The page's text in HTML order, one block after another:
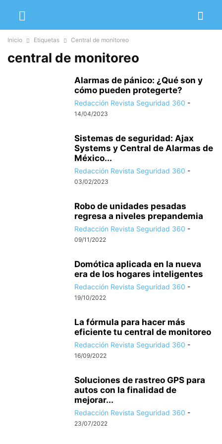
Inicio Etiquetas Central de monitoreo
central de monitoreo
Alarmas de pánico: ¿Qué son y
cómo pueden protegerte?
Redacción Revista Seguridad 360 -
14/04/2023
Sistemas de seguridad: Ajax
Systems y Central de Alarmas de
México...
Redacción Revista Seguridad 360 -
03/02/2023
Robo de unidades pesadas
regresa a niveles prepandemia
Redacción Revista Seguridad 360 -
09/11/2022
Domótica aplicada en la nueva
era de los hogares inteligentes
Redacción Revista Seguridad 360 -
19/10/2022
La fórmula para hacer más
eficiente tu central de monitoreo
Redacción Revista Seguridad 360 -
16/09/2022
Soluciones de rastreo GPS para
autos con la finalidad de
mejorar...
Redacción Revista Seguridad 360 -
23/07/2022